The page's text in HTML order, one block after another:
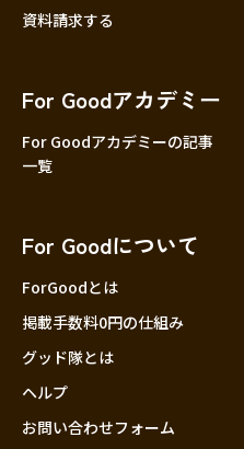
資料請求する
For Goodアカデミー
For Goodアカデミーの記事
一覧
For Goodについて
ForGoodとは
掲載手数料0円の仕組み
グッド隊とは
ヘルプ
お問い合わせフォーム